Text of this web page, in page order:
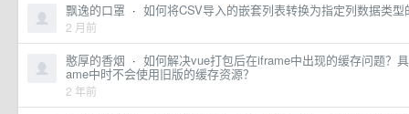
飘逸的口罩 · 如何将CSV导入的嵌套列表转换为指定列数据类
2 月前
憨厚的香烟 · 如何解决vue打包后在iframe中出现的缓存问题？
ame中时不会使用旧版的缓存资源？
2 年前